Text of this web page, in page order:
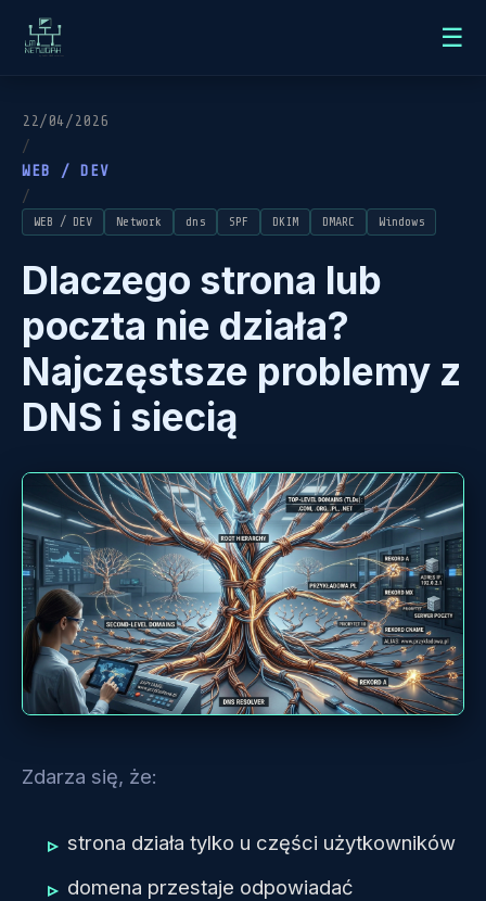
☰
22/04/2026
/
WEB / DEV
/
WEB / DEV Network dns SPF DKIM DMARC Windows
Dlaczego strona lub
poczta nie działa?
Najczęstsze problemy z
DNS i siecią
Zdarza się, że:
strona działa tylko u części użytkowników
domena przestaje odpowiadać